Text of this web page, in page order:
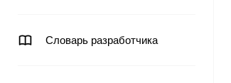
Словарь разработчика